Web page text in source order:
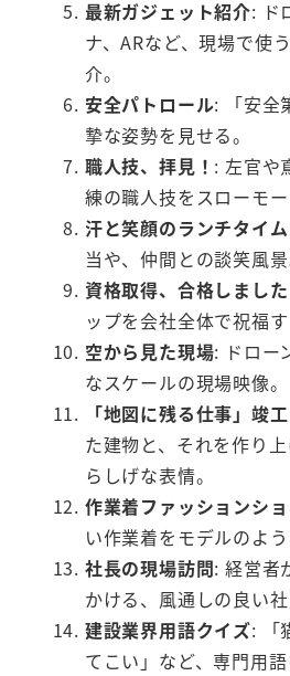
最新ガジェット紹介: ド
ナ、ARなど、現場で使
介。
安全パトロール: 「安全
摯な姿勢を見せる。
職人技、拝見！ : 左官や
練の職人技をスローモー
汗と笑顔のランチタイム
当や、仲間との談笑風景
資格取得、合格しました
ップを会社全体で祝福
空から見た現場: ドロー
なスケールの現場映像。
「地図に残る仕事」竣
た建物と、それを作り
らしげな表情。
作業着ファッションシ
い作業着をモデルのよう
社長の現場訪問: 経営者
かける、風通しの良い社
建設業界用語クイズ: 「
てこい」など、専門用